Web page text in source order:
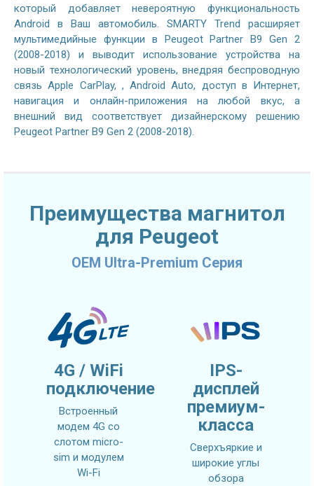
который добавляет невероятную функциональность
Android в Ваш автомобиль. SMARTY Trend расширяет
мультимедийные функции в Peugeot Partner B9 Gen 2
(2008-2018) и выводит использование устройства на
новый технологический уровень, внедряя беспроводную
связь Apple CarPlay, , Android Auto, доступ в Интернет,
навигация и онлайн-приложения на любой вкус, а
внешний вид соответствует дизайнерскому решению
Peugeot Partner B9 Gen 2 (2008-2018).
Преимущества магнитол
для Peugeot
OEM Ultra-Premium Серия
4G / WiFi
подключение
Встроенный
модем 4G со
слотом micro-
sim и модулем
Wi-Fi
IPS-
дисплей
премиум-
класса
Сверхъяркие и
широкие углы
обзора